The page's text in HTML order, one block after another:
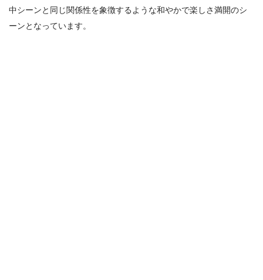
中シーンと同じ関係性を象徴するような和やかで楽しさ満開のシ
ーンとなっています。